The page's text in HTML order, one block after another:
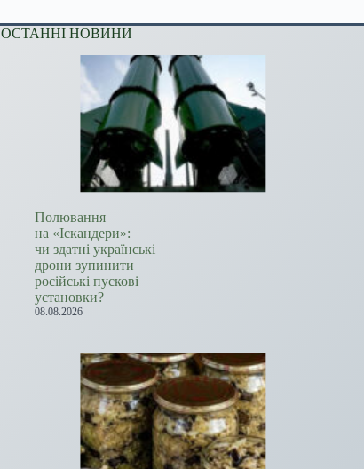
ОСТАННІ НОВИНИ
Полювання
на «Іскандери»:
чи здатні українські
дрони зупинити
російські пускові
установки?
08.08.2026